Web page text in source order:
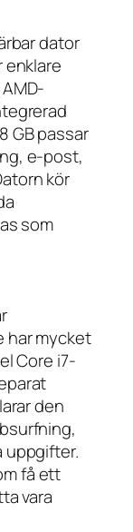
dator
enklare
GB passar
e-post,
kör
som
har mycket
Core i7-
den
uppgifter.
få ett
vara